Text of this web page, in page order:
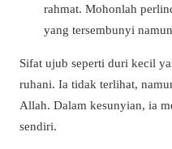
rahmat. Mohonlah
yang tersembunyi
Sifat ujub seperti duri kecil
ruhani. Ia tidak terlihat,
Allah. Dalam kesunyian, ia
sendiri.